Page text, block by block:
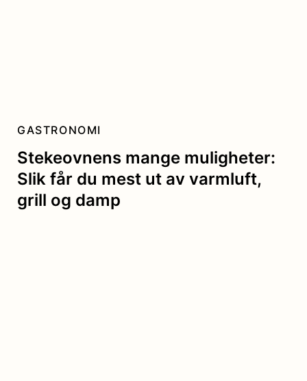
Stekeovnens mange muligheter:
Slik får du mest ut av varmluft,
grill og damp
GASTRONOMI